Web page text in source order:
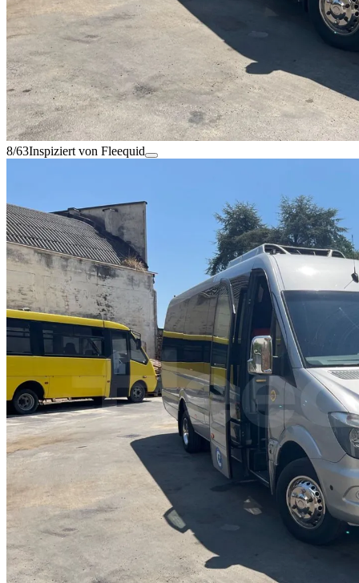
8/63Inspiziert von Fleequid